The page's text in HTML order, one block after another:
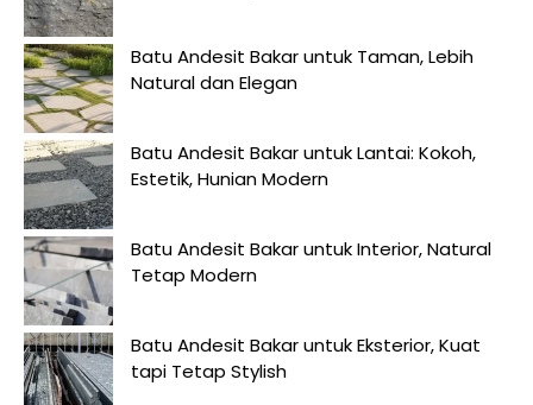
Batu Andesit Bakar untuk Taman, Lebih
Natural dan Elegan
Batu Andesit Bakar untuk Lantai: Kokoh,
Estetik, Hunian Modern
Batu Andesit Bakar untuk Interior, Natural
Tetap Modern
Batu Andesit Bakar untuk Eksterior, Kuat
tapi Tetap Stylish